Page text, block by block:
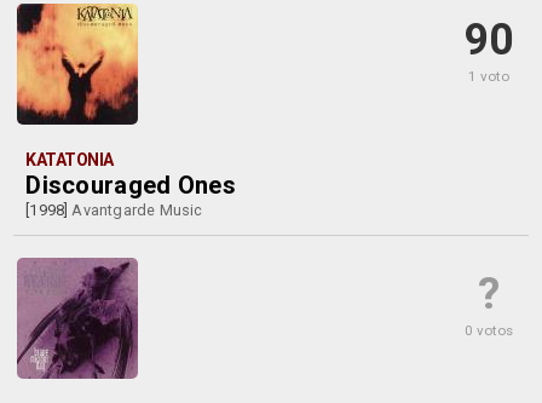
90
1 voto
KATATONIA
Discouraged Ones
[1998]Avantgarde Music
?
0 votos